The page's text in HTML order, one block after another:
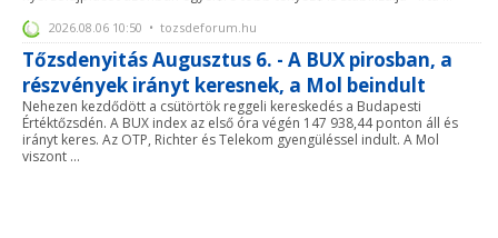
2026.08.06 10:50 • tozsdeforum.hu
Tőzsdenyitás Augusztus 6. - A BUX pirosban, a
részvények irányt keresnek, a Mol beindult
Nehezen kezdődött a csütörtök reggeli kereskedés a Budapesti
Értéktőzsdén. A BUX index az első óra végén 147 938,44 ponton áll és
irányt keres. Az OTP, Richter és Telekom gyengüléssel indult. A Mol
viszont ...